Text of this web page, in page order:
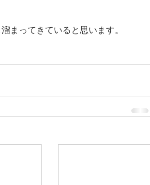
まってきていると思います。